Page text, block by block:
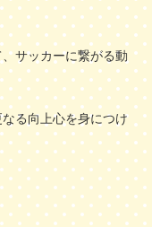
サッカーに繋がる動
る向上心を身につけ